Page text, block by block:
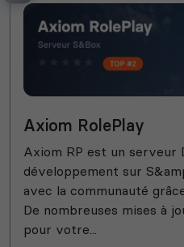
Axiom RolePlay
Axiom RP est un serveur
développement sur
avec la communauté
De nombreuses mises à
pour votre...